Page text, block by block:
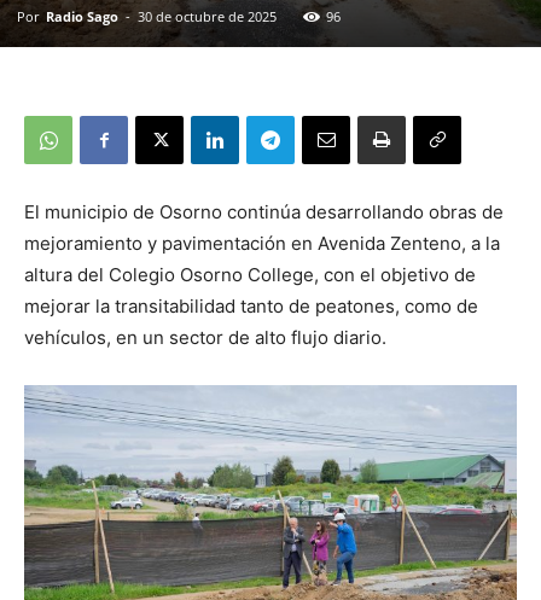
Por Radio Sago - 30 de octubre de 2025 96
El municipio de Osorno continúa desarrollando obras de
mejoramiento y pavimentación en Avenida Zenteno, a la
altura del Colegio Osorno College, con el objetivo de
mejorar la transitabilidad tanto de peatones, como de
vehículos, en un sector de alto flujo diario.